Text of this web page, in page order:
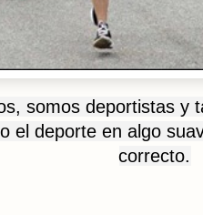
somos deportistas y
el deporte en algo
correcto.